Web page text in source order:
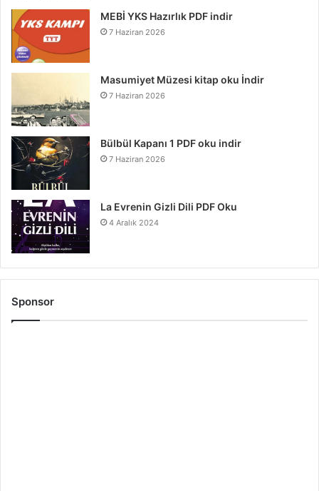
MEBİ YKS Hazırlık PDF indir
7 Haziran 2026
Masumiyet Müzesi kitap oku İndir
7 Haziran 2026
Bülbül Kapanı 1 PDF oku indir
7 Haziran 2026
La Evrenin Gizli Dili PDF Oku
4 Aralık 2024
Sponsor